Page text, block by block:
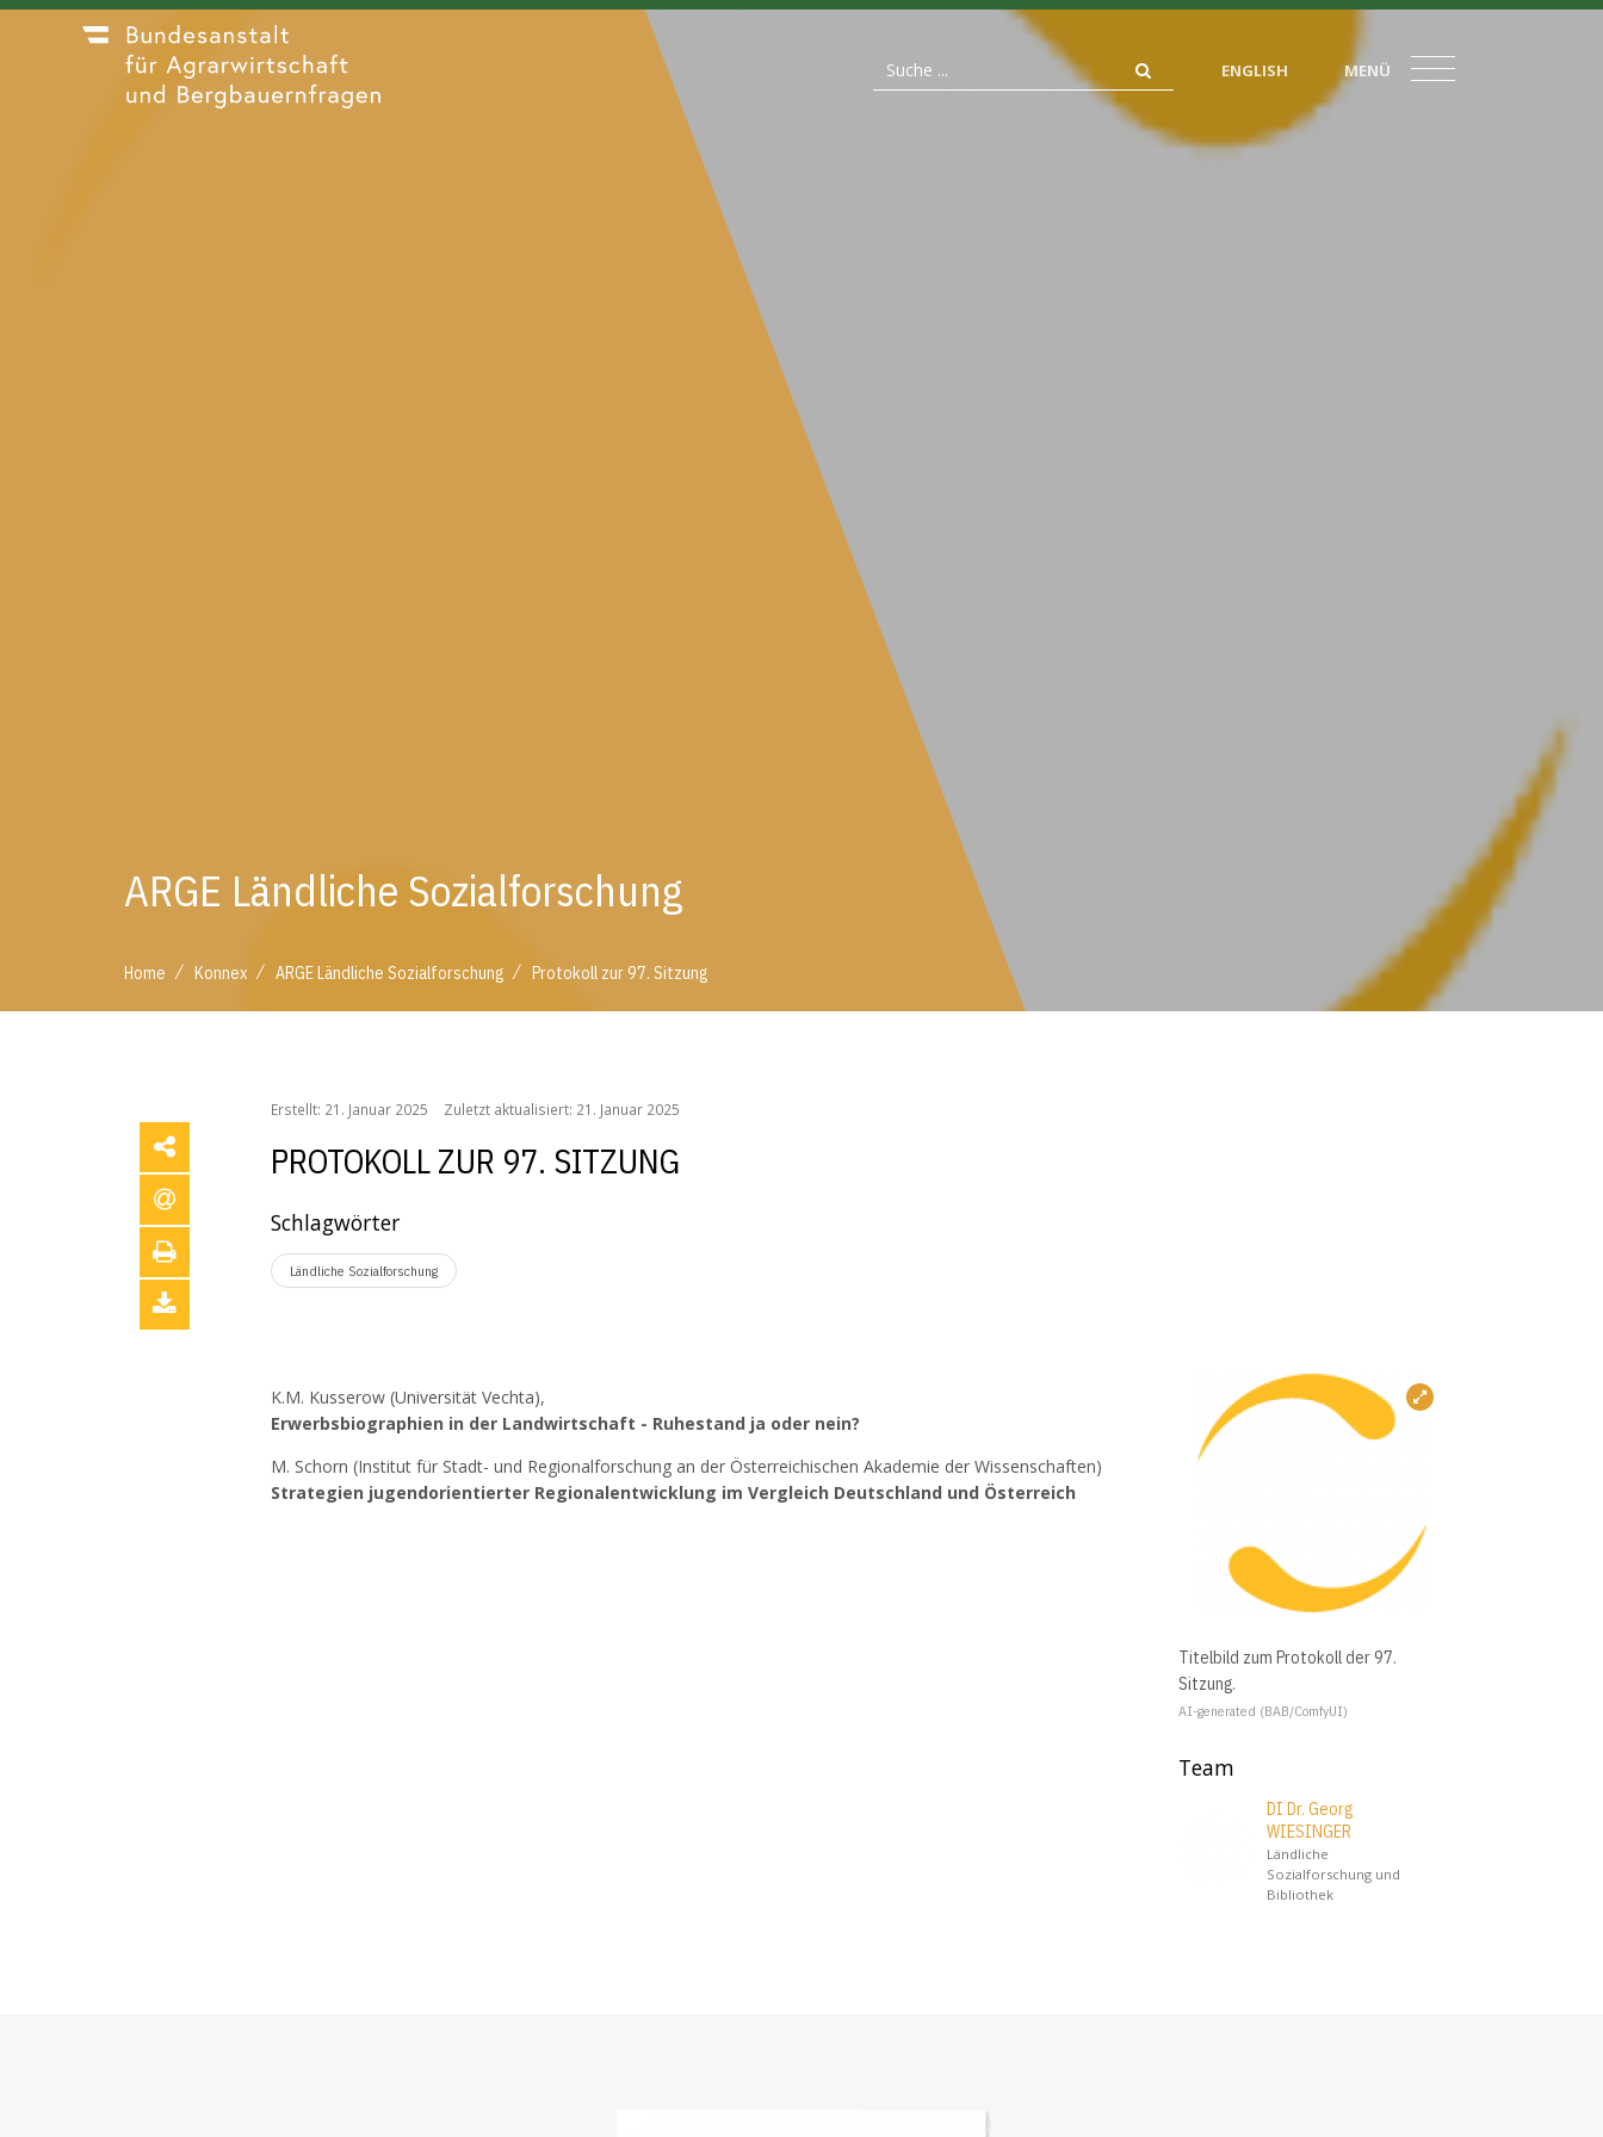
ENGLISH MENÜ
ARGE Ländliche Sozialforschung
Home / Konnex / ARGE Ländliche Sozialforschung / Protokoll zur 97. Sitzung
Erstellt: 21. Januar 2025 Zuletzt aktualisiert: 21. Januar 2025
PROTOKOLL ZUR 97. SITZUNG
Schlagwörter
Ländliche Sozialforschung
K.M. Kusserow (Universität Vechta),
Erwerbsbiographien in der Landwirtschaft - Ruhestand ja oder nein?
M. Schorn (Institut für Stadt- und Regionalforschung an der Österreichischen Akademie der Wissenschaften)
Strategien jugendorientierter Regionalentwicklung im Vergleich Deutschland und Österreich
Titelbild zum Protokoll der 97.
Sitzung.
AI-generated (BAB/ComfyUI)
Team
DI Dr. Georg
WIESINGER
Ländliche
Sozialforschung und
Bibliothek